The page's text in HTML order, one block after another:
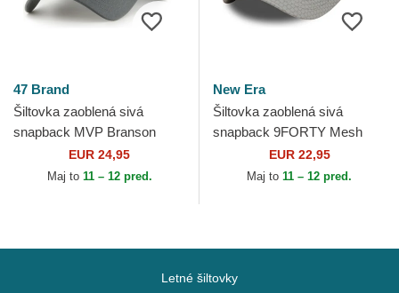
47 Brand
Šiltovka zaoblená sivá
snapback MVP Branson
New York Yankees MLB 47
EUR 24,95
Maj to 11 – 12 pred.
New Era
Šiltovka zaoblená sivá
snapback 9FORTY Mesh
Flawless New York Yankees
MLB New Era
EUR 22,95
Maj to 11 – 12 pred.
Letné šiltovky